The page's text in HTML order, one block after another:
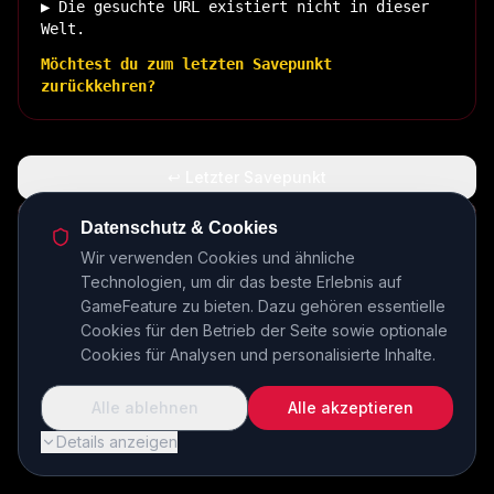
▶ Die gesuchte URL existiert nicht in dieser
Welt.
Möchtest du zum letzten Savepunkt
zurückkehren?
🏠 Zurück zur Basis
INSERT COIN TO CONTINUE...
Datenschutz & Cookies
Wir verwenden Cookies und ähnliche
Technologien, um dir das beste Erlebnis auf
GameFeature zu bieten. Dazu gehören essentielle
Cookies für den Betrieb der Seite sowie optionale
Cookies für Analysen und personalisierte Inhalte.
Details anzeigen
Alle ablehnen Alle akzeptieren